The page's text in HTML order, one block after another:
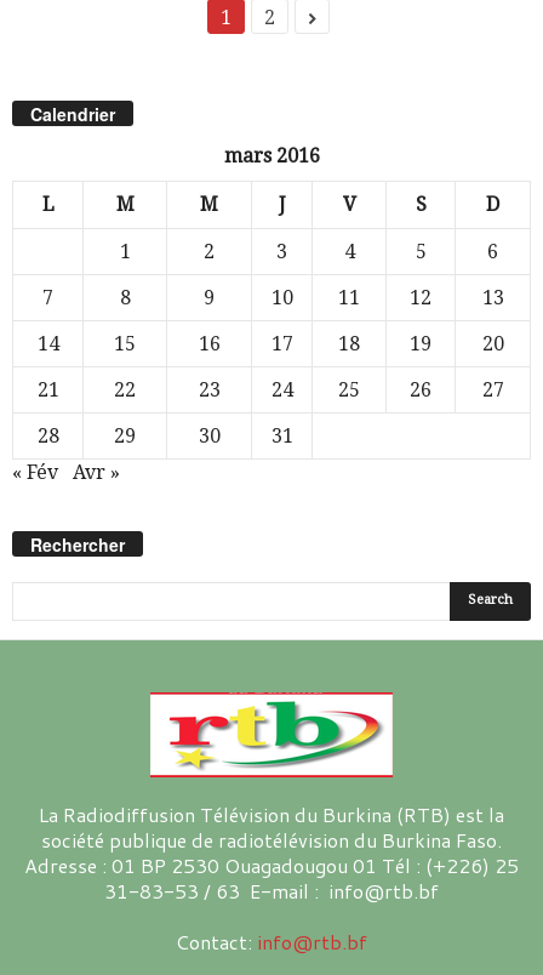
1 2
Calendrier
mars 2016
L M M J V S D
1 2 3 4 5
6
7
8 9 10 11 12
13
14
15 16 17 18 19
20
21
22 23 24 25 26
27
28
29 30
31
« Fév
Avr »
Rechercher
La Radiodiffusion Télévision du Burkina (RTB) est la
société publique de radiotélévision du Burkina Faso.
Adresse : 01 BP 2530 Ouagadougou 01 Tél : (+226) 25
31-83-53 / 63 E-mail : info@rtb.bf
Contact: info@rtb.bf